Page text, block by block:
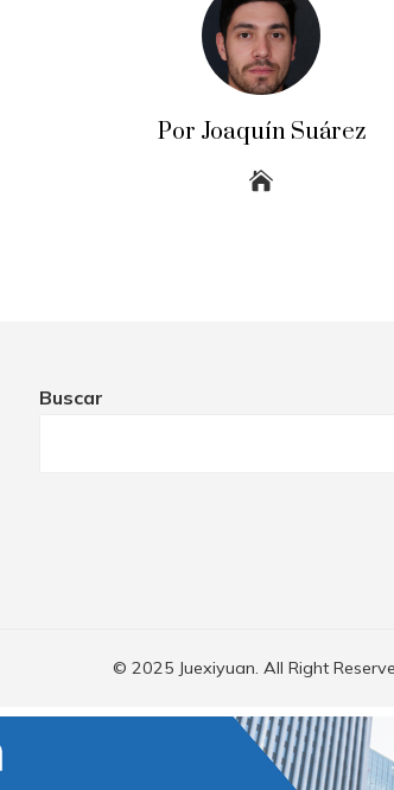
Por Joaquín Suárez
Buscar
© 2025 Juexiyuan. All Right